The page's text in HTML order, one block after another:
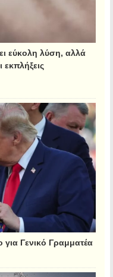
εύκολη λύση, αλλά
εκπλήξεις
για Γενικό Γραμματέα